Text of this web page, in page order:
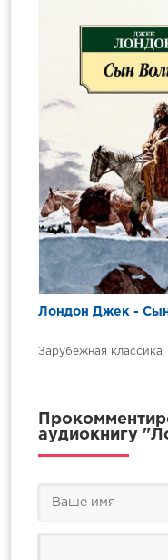
Лондон Джек -
Зарубежная классика
аудиокнигу